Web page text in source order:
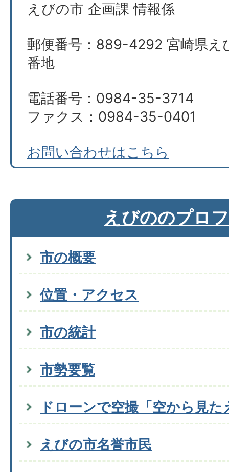
えびの市 企画課 情報係
郵便番号：889-4292 宮崎県え
番地
電話番号：0984-35-3714
ファクス：0984-35-0401
お問い合わせはこちら
えびののプロ
市の概要
位置・アクセス
市の統計
市勢要覧
ドローンで空撮「空から見
えびの市名誉市民